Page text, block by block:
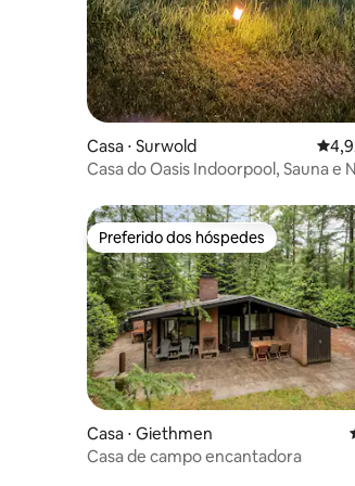
Casa ⋅ Surwold 4,92
Casa do Oasis Indoorpool, Sauna e
Preferido dos hóspedes
Preferido dos hóspedes
Casa ⋅ Giethmen
Casa de campo encantadora